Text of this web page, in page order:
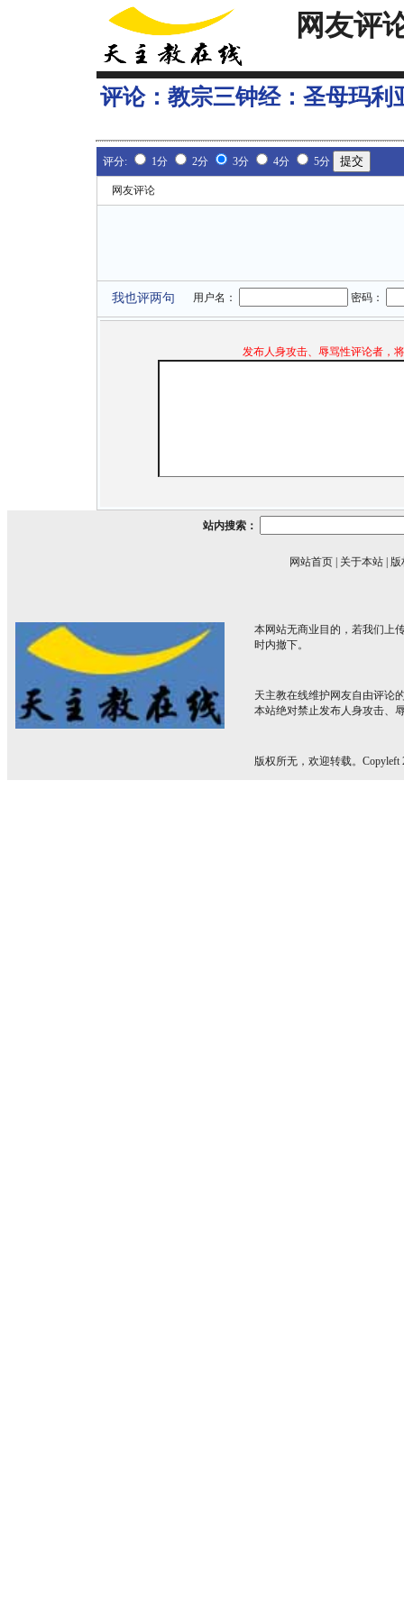
网友评
评论： 教宗三钟经：圣母玛利
评分: 1分 2分 3分 4分 5分
网友评论
我也评两句 用户名： 密码：
发布人身攻击、辱骂性评论者，
站内搜索：
网站首页 关于本站 版
本网站无商业目的，若我们上
时内撤下。
天主教在线维护网友自由评论
本站绝对禁止发布人身攻击、
版权所无，欢迎转载。